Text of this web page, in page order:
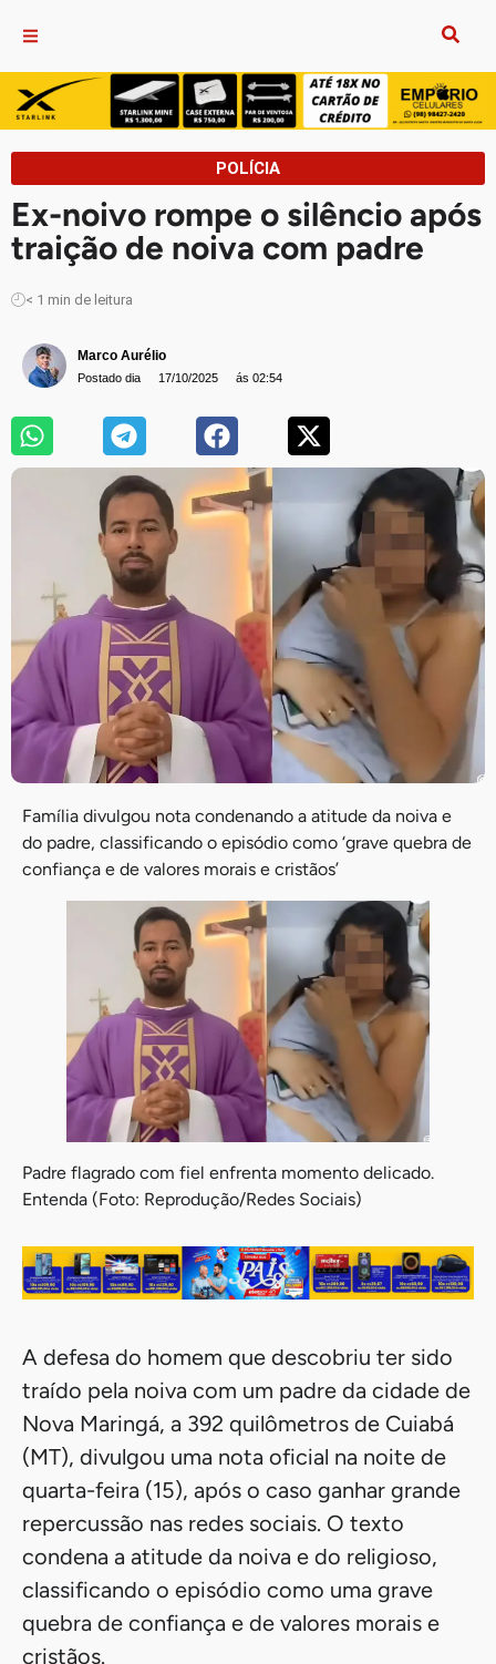
POLÍCIA
Ex-noivo rompe o silêncio após
traição de noiva com padre
< 1 min de leitura
Marco Aurélio
Postado dia 17/10/2025 ás 02:54
Família divulgou nota condenando a atitude da noiva e
do padre, classificando o episódio como ‘grave quebra de
confiança e de valores morais e cristãos’
Padre flagrado com fiel enfrenta momento delicado.
Entenda (Foto: Reprodução/Redes Sociais)
A defesa do homem que descobriu ter sido
traído pela noiva com um padre da cidade de
Nova Maringá, a 392 quilômetros de Cuiabá
(MT), divulgou uma nota oficial na noite de
quarta-feira (15), após o caso ganhar grande
repercussão nas redes sociais. O texto
condena a atitude da noiva e do religioso,
classificando o episódio como uma grave
quebra de confiança e de valores morais e
cristãos.